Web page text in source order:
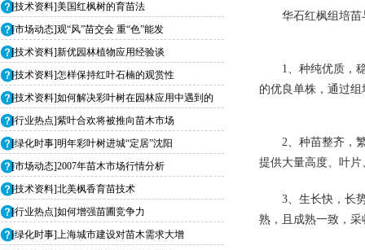
[技术资料]美国红枫树的育苗法
[市场动态]观“风”苗交会 重“色”能发
[技术资料]新优园林植物应用经验谈
[技术资料]怎样保持红叶石楠的观赏性
[技术资料]如何解决彩叶树在园林应用中遇到的
[行业热点]紫叶合欢将被推向苗木市场
[绿化时事]明年彩叶树进城“定居”沈阳
[市场动态]2007年苗木市场行情分析
[技术资料]北美枫香育苗技术
[行业热点]如何增强苗圃竞争力
[绿化时事]上海城市建设对苗木需求大增
华石红枫组培
1、种纯优质，
的优良单株，通过
2、种苗整齐，
提供大量高度、叶
3、生长快，长
熟，且成熟一致，